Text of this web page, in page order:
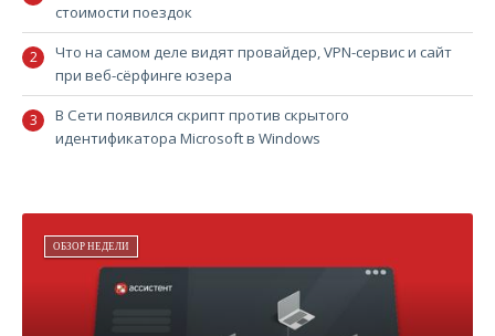
стоимости поездок
Что на самом деле видят провайдер, VPN-сервис и сайт
при веб-сёрфинге юзера
В Сети появился скрипт против скрытого
идентификатора Microsoft в Windows
ОБЗОР НЕДЕЛИ